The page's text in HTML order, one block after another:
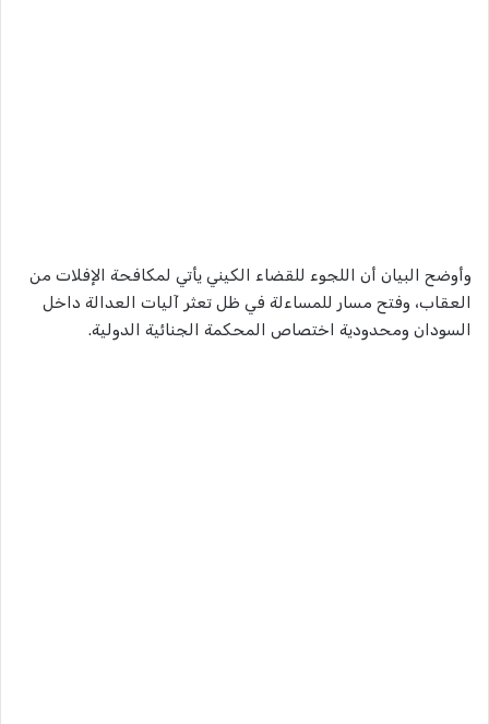
وأوضح البيان أن اللجوء للقضاء الكيني يأتي لمكافحة الإفلات من
العقاب، وفتح مسار للمساءلة في ظل تعثر آليات العدالة داخل
السودان ومحدودية اختصاص المحكمة الجنائية الدولية.